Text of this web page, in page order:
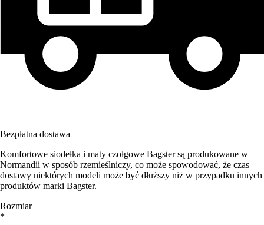
Bezpłatna dostawa
Komfortowe siodełka i maty czołgowe Bagster są produkowane w
Normandii w sposób rzemieślniczy, co może spowodować, że czas
dostawy niektórych modeli może być dłuższy niż w przypadku innych
produktów marki Bagster.
Rozmiar
*